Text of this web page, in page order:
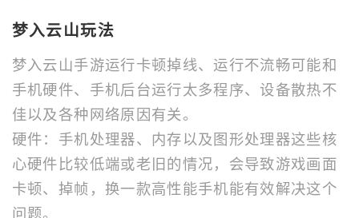
梦入云山玩法
梦入云山手游运行卡顿掉线、运行不流畅可能和
手机硬件、手机后台运行太多程序、设备散热不
佳以及各种网络原因有关。
硬件：手机处理器、内存以及图形处理器这些核
心硬件比较低端或老旧的情况，会导致游戏画面
卡顿、掉帧，换一款高性能手机能有效解决这个
问题。